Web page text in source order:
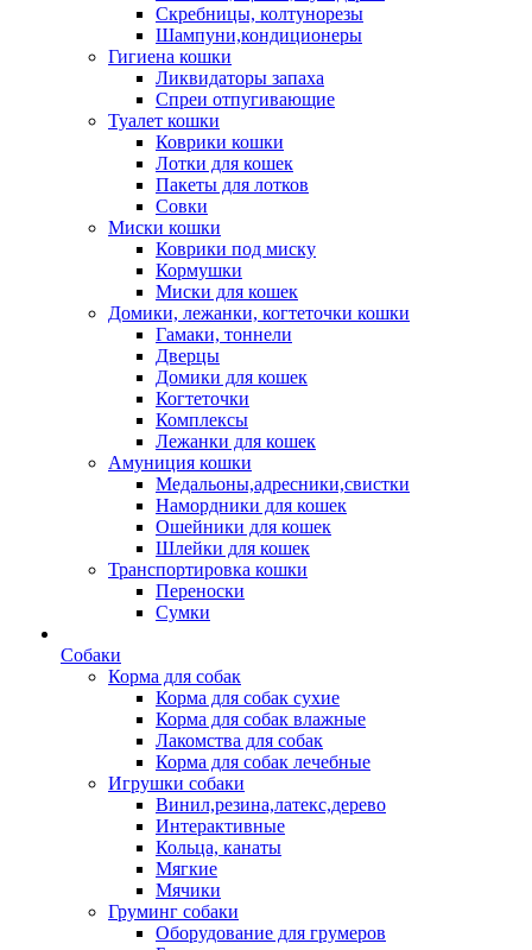
Скребницы, колтунорезы
Шампуни,кондиционеры
Гигиена кошки
Ликвидаторы запаха
Спреи отпугивающие
Туалет кошки
Коврики кошки
Лотки для кошек
Пакеты для лотков
Совки
Миски кошки
Коврики под миску
Кормушки
Миски для кошек
Домики, лежанки, когтеточки кошки
Гамаки, тоннели
Дверцы
Домики для кошек
Когтеточки
Комплексы
Лежанки для кошек
Амуниция кошки
Медальоны,адресники,свистки
Намордники для кошек
Ошейники для кошек
Шлейки для кошек
Транспортировка кошки
Переноски
Сумки
Собаки
Корма для собак
Корма для собак сухие
Корма для собак влажные
Лакомства для собак
Корма для собак лечебные
Игрушки собаки
Винил,резина,латекс,дерево
Интерактивные
Кольца, канаты
Мягкие
Мячики
Груминг собаки
Оборудование для грумеров